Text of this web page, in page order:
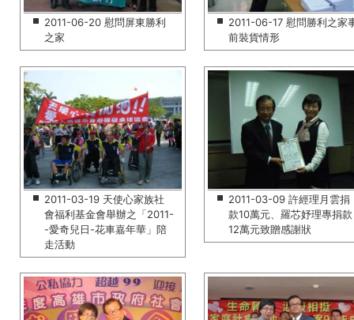
2011-06-20 慰問屏東勝利
之家
2011-06-17 慰問勝利之家
前裝貨情形
2011-03-19 天使心家族社
會福利基金會舉辦之「2011-
-愛奇兒日-花車嘉年華」陪
走活動
2011-03-09 許經理月雲捐
款10萬元、羅芯妤理專捐款
12萬元致贈感謝狀